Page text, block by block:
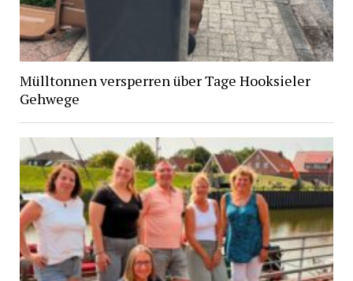
Mülltonnen versperren über Tage Hooksieler
Gehwege